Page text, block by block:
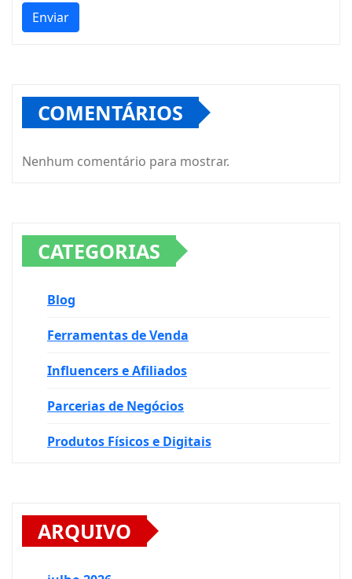
Enviar
COMENTÁRIOS
Nenhum comentário para mostrar.
CATEGORIAS
Blog
Ferramentas de Venda
Influencers e Afiliados
Parcerias de Negócios
Produtos Físicos e Digitais
ARQUIVO